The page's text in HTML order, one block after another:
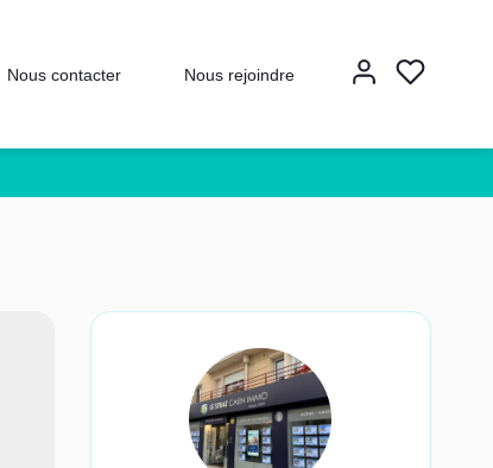
Nous contacter Nous rejoindre